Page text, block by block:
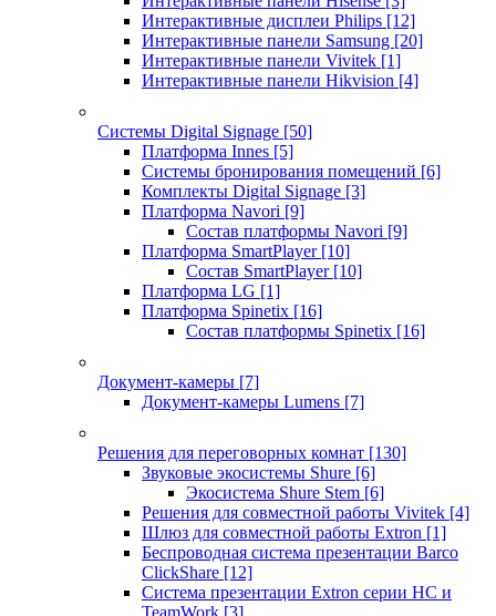
Интерактивные дисплеи Philips [12]
Интерактивные панели Samsung [20]
Интерактивные панели Vivitek [1]
Интерактивные панели Hikvision [4]
Системы Digital Signage [50]
Платформа Innes [5]
Системы бронирования помещений [6]
Комплекты Digital Signage [3]
Платформа Navori [9]
Состав платформы Navori [9]
Платформа SmartPlayer [10]
Состав SmartPlayer [10]
Платформа LG [1]
Платформа Spinetix [16]
Состав платформы Spinetix [16]
Документ-камеры [7]
Документ-камеры Lumens [7]
Решения для переговорных комнат [130]
Звуковые экосистемы Shure [6]
Экосистема Shure Stem [6]
Решения для совместной работы Vivitek [4]
Шлюз для совместной работы Extron [1]
Беспроводная система презентации Barco
ClickShare [12]
Система презентации Extron серии HC и
TeamWork [3]